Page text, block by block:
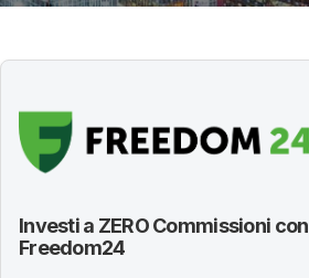
Investi a ZERO Commissioni con
Freedom24